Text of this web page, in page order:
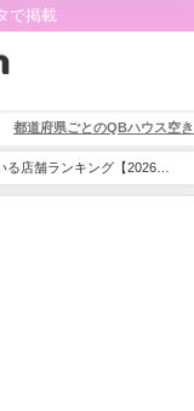
で掲載
都道府県ごとのQBハウス空
店舗ランキング【2026年6